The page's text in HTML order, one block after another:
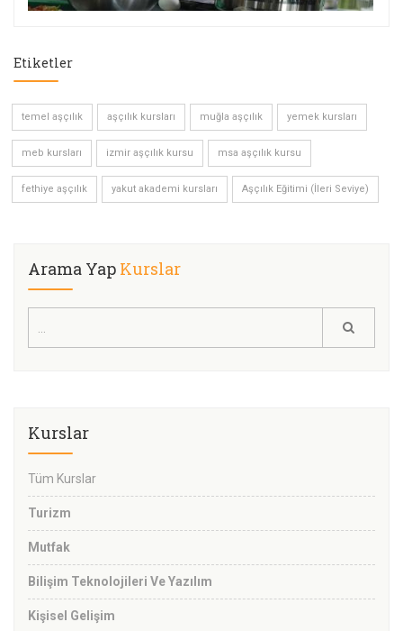
Etiketler
temel aşçılık aşçılık kursları muğla aşçılık yemek kursları
meb kursları izmir aşçılık kursu msa aşçılık kursu
fethiye aşçılık yakut akademi kursları Aşçılık Eğitimi (İleri Seviye)
Arama Yap Kurslar
Kurslar
Tüm Kurslar
Turizm
Mutfak
Bilişim Teknolojileri Ve Yazılım
Kişisel Gelişim